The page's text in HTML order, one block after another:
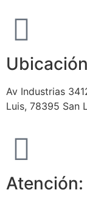
Av Industrias
Luis, 78395 San
Atención: